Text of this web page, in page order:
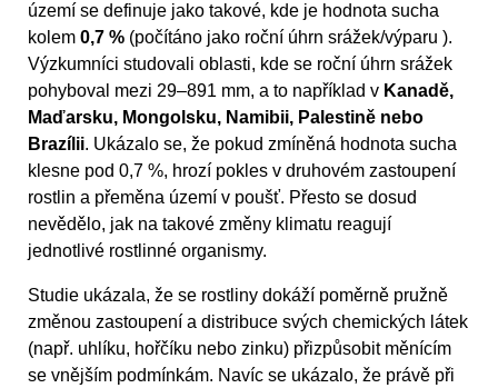
území se definuje jako takové, kde je hodnota sucha
kolem 0,7 % (počítáno jako roční úhrn srážek/výparu ).
Výzkumníci studovali oblasti, kde se roční úhrn srážek
pohyboval mezi 29–891 mm, a to například v Kanadě,
Maďarsku, Mongolsku, Namibii, Palestině nebo
Brazílii. Ukázalo se, že pokud zmíněná hodnota sucha
klesne pod 0,7 %, hrozí pokles v druhovém zastoupení
rostlin a přeměna území v poušť. Přesto se dosud
nevědělo, jak na takové změny klimatu reagují
jednotlivé rostlinné organismy.
Studie ukázala, že se rostliny dokáží poměrně pružně
změnou zastoupení a distribuce svých chemických látek
(např. uhlíku, hořčíku nebo zinku) přizpůsobit měnícím
se vnějším podmínkám. Navíc se ukázalo, že právě při